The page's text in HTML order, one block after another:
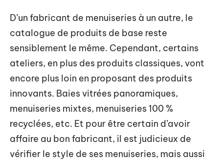
D’un fabricant de menuiseries à un autre, le
catalogue de produits de base reste
sensiblement le même. Cependant, certains
ateliers, en plus des produits classiques, vont
encore plus loin en proposant des produits
innovants. Baies vitrées panoramiques,
menuiseries mixtes, menuiseries 100 %
recyclées, etc. Et pour être certain d’avoir
affaire au bon fabricant, il est judicieux de
vérifier le style de ses menuiseries, mais aussi